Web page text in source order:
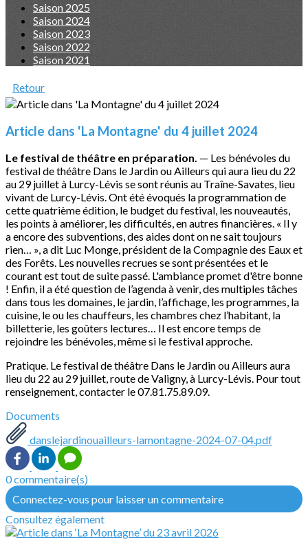
Saison 2025
Saison 2024
Saison 2023
Saison 2022
Saison 2021
Retour
Article dans 'La Montagne' du 4 juillet 2024
Le festival de théâtre en préparation. — Les bénévoles du
festival de théâtre Dans le Jardin ou Ailleurs qui aura lieu du 22
au 29 juillet à Lurcy-Lévis se sont réunis au Traîne-Savates, lieu
vivant de Lurcy-Lévis. Ont été évoqués la programmation de
cette quatrième édition, le budget du festival, les nouveautés,
les points à améliorer, les difficultés, en autres financières. « Il y
a encore des subventions, des aides dont on ne sait toujours
rien… », a dit Luc Monge, président de la Compagnie des Eaux et
des Forêts. Les nouvelles recrues se sont présentées et le
courant est tout de suite passé. L'ambiance promet d'être bonne
! Enfin, il a été question de l’agenda à venir, des multiples tâches
dans tous les domaines, le jardin, l’affichage, les programmes, la
cuisine, le ou les chauffeurs, les chambres chez l’habitant, la
billetterie, les goûters lectures… Il est encore temps de
rejoindre les bénévoles, même si le festival approche.
Pratique. Le festival de théâtre Dans le Jardin ou Ailleurs aura
lieu du 22 au 29 juillet, route de Valigny, à Lurcy-Lévis. Pour tout
renseignement, contacter le 07.81.75.89.09.
Documents
danslejardinouailleurs-lamontagne-2024-07-04.pdf
0 commentaire(s)
Connectez-vous pour laisser un commentaire
Consultez également